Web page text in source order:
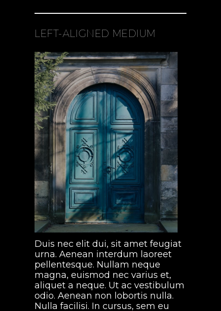
LEFT-ALIGNED MEDIUM
Duis nec elit dui, sit amet feugiat
urna. Aenean interdum laoreet
pellentesque. Nullam neque
magna, euismod nec varius et,
aliquet a neque. Ut ac vestibulum
odio. Aenean non lobortis nulla.
Nulla facilisi. In cursus, sem eu